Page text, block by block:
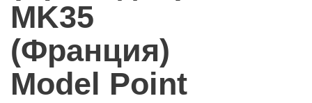
MK35
(Франция)
Model Point